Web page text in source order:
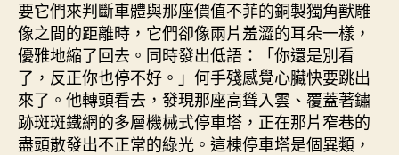
要它們來判斷車體與那座價值不菲的銅製獨角獸雕
像之間的距離時，它們卻像兩片羞澀的耳朵一樣，
優雅地縮了回去。同時發出低語：「你還是別看
了，反正你也停不好。」何手殘感覺心臟快要跳出
來了。他轉頭看去，發現那座高聳入雲、覆蓋著鏽
跡斑斑鐵網的多層機械式停車塔，正在那片窄巷的
盡頭散發出不正常的綠光。這棟停車塔是個異類，